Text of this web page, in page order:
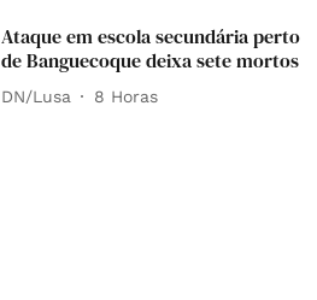
Ataque em escola secundária perto
de Banguecoque deixa sete mortos
DN/Lusa 8 Horas